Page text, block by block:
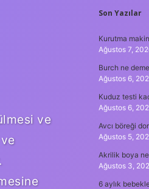
ve
Son Yazılar
Kurutma
Ağustos 7,
Burch ne
Ağustos 6,
Kuduz testi
Ağustos 6,
Avcı böreği
Ağustos 5,
Akrilik boya
Ağustos 3,
6 aylık